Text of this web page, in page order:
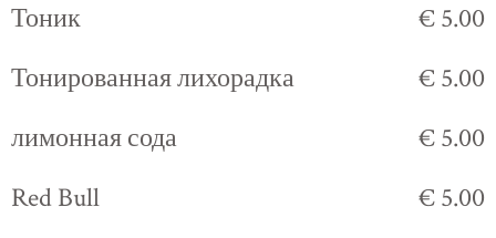
Тоник
€ 5.00
Тонированная лихорадка
€ 5.00
лимонная сода
€ 5.00
Red Bull
€ 5.00